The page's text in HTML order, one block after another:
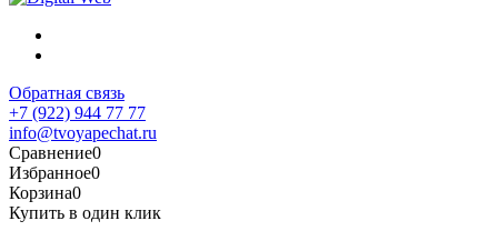
Обратная связь
+7 (922) 944 77 77
info@tvoyapechat.ru
Сравнение0
Избранное0
Корзина0
Купить в один клик